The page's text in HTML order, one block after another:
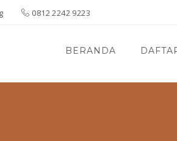
0812 2242 9223
BERANDA